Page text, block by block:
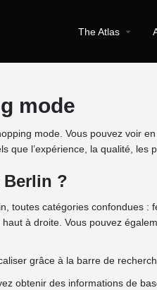
The Atlas
mode
mode. Vous pouvez voir
l’expérience, la qualité, les
Berlin ?
toutes catégories confondues
à droite. Vous pouvez
grâce à la barre de
obtenir des informations de